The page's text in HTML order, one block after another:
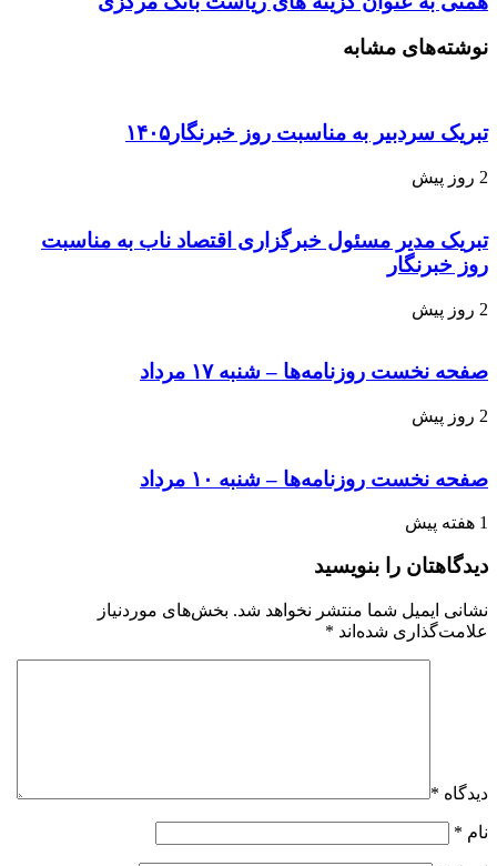
نوشته‌های مشابه
تبریک سردبیر به مناسبت روز خبرنگار۱۴۰۵
2 روز پیش
تبریک مدیر مسئول خبرگزاری اقتصاد ناب به مناسبت
روز خبرنگار
2 روز پیش
صفحه نخست روزنامه‌ها – شنبه ۱۷ مرداد
2 روز پیش
صفحه نخست روزنامه‌ها – شنبه ۱۰ مرداد
1 هفته پیش
دیدگاهتان را بنویسید
نشانی ایمیل شما منتشر نخواهد شد. بخش‌های موردنیاز
علامت‌گذاری شده‌اند *
دیدگاه *
نام *